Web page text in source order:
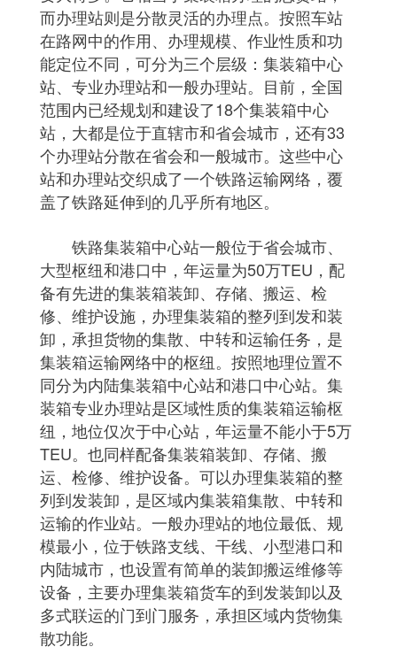
而办理站则是分散灵活的办理点。按照车站
在路网中的作用、办理规模、作业性质和功
能定位不同，可分为三个层级：集装箱中心
站、专业办理站和一般办理站。目前，全国
范围内已经规划和建设了18个集装箱中心
站，大都是位于直辖市和省会城市，还有33
个办理站分散在省会和一般城市。这些中心
站和办理站交织成了一个铁路运输网络，覆
盖了铁路延伸到的几乎所有地区。
铁路集装箱中心站一般位于省会城市、
大型枢纽和港口中，年运量为50万TEU，配
备有先进的集装箱装卸、存储、搬运、检
修、维护设施，办理集装箱的整列到发和装
卸，承担货物的集散、中转和运输任务，是
集装箱运输网络中的枢纽。按照地理位置不
同分为内陆集装箱中心站和港口中心站。集
装箱专业办理站是区域性质的集装箱运输枢
纽，地位仅次于中心站，年运量不能小于5万
TEU。也同样配备集装箱装卸、存储、搬
运、检修、维护设备。可以办理集装箱的整
列到发装卸，是区域内集装箱集散、中转和
运输的作业站。一般办理站的地位最低、规
模最小，位于铁路支线、干线、小型港口和
内陆城市，也设置有简单的装卸搬运维修等
设备，主要办理集装箱货车的到发装卸以及
多式联运的门到门服务，承担区域内货物集
散功能。